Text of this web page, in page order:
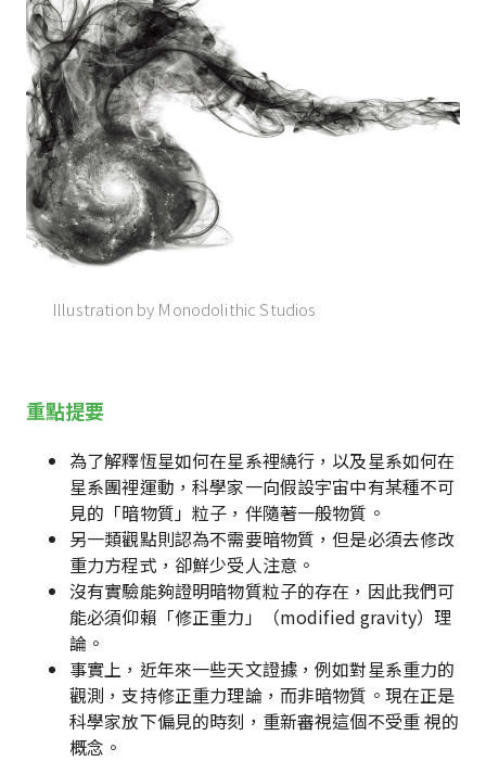
Illustration by Monodolithic Studios
重點提要
為了解釋恆星如何在星系裡繞行，以及星系如何在
星系團裡運動，科學家一向假設宇宙中有某種不可
見的「暗物質」粒子，伴隨著一般物質。
另一類觀點則認為不需要暗物質，但是必須去修改
重力方程式，卻鮮少受人注意。
沒有實驗能夠證明暗物質粒子的存在，因此我們可
能必須仰賴「修正重力」（modified gravity）理
論。
事實上，近年來一些天文證據，例如對星系重力的
觀測，支持修正重力理論，而非暗物質。現在正是
科學家放下偏見的時刻，重新審視這個不受重 視的
概念。